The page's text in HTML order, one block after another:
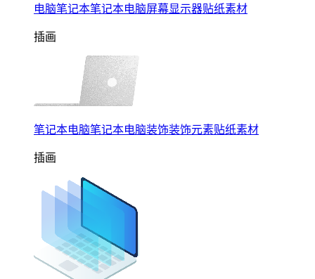
电脑笔记本笔记本电脑屏幕显示器贴纸素材
插画
笔记本电脑笔记本电脑装饰装饰元素贴纸素材
插画